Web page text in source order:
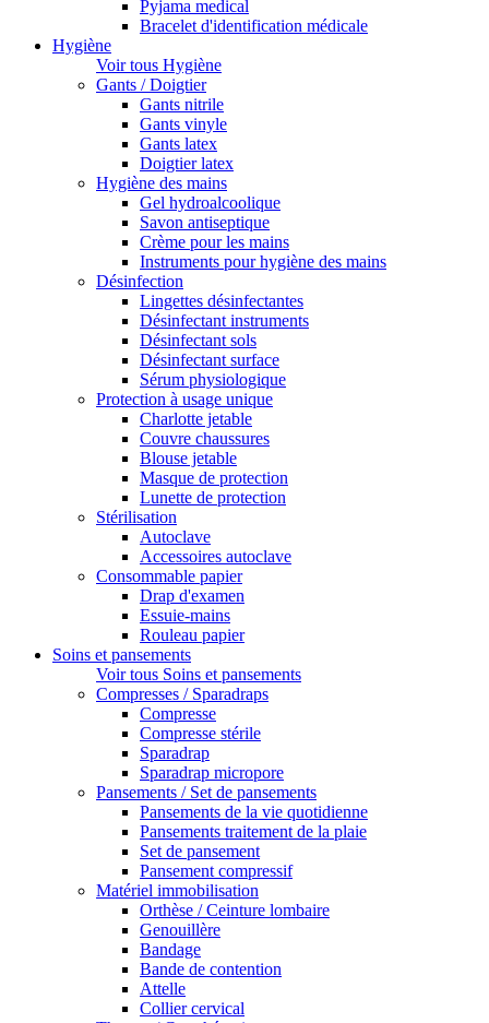
Pyjama medical
Bracelet d'identification médicale
Hygiène
Voir tous Hygiène
Gants / Doigtier
Gants nitrile
Gants vinyle
Gants latex
Doigtier latex
Hygiène des mains
Gel hydroalcoolique
Savon antiseptique
Crème pour les mains
Instruments pour hygiène des mains
Désinfection
Lingettes désinfectantes
Désinfectant instruments
Désinfectant sols
Désinfectant surface
Sérum physiologique
Protection à usage unique
Charlotte jetable
Couvre chaussures
Blouse jetable
Masque de protection
Lunette de protection
Stérilisation
Autoclave
Accessoires autoclave
Consommable papier
Drap d'examen
Essuie-mains
Rouleau papier
Soins et pansements
Voir tous Soins et pansements
Compresses / Sparadraps
Compresse
Compresse stérile
Sparadrap
Sparadrap micropore
Pansements / Set de pansements
Pansements de la vie quotidienne
Pansements traitement de la plaie
Set de pansement
Pansement compressif
Matériel immobilisation
Orthèse / Ceinture lombaire
Genouillère
Bandage
Bande de contention
Attelle
Collier cervical